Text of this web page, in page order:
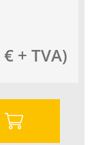
€ + TVA)